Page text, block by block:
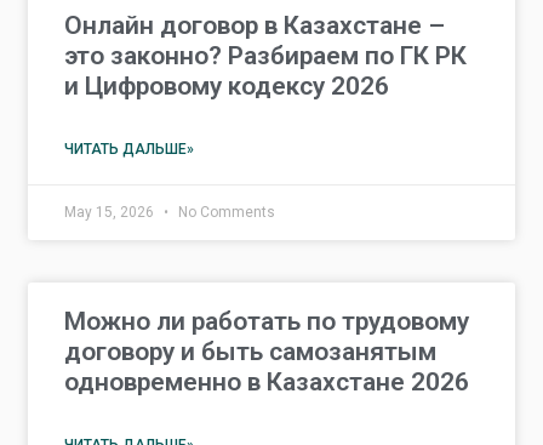
Онлайн договор в Казахстане –
это законно? Разбираем по ГК РК
и Цифровому кодексу 2026
ЧИТАТЬ ДАЛЬШЕ»
May 15, 2026 No Comments
Можно ли работать по трудовому
договору и быть самозанятым
одновременно в Казахстане 2026